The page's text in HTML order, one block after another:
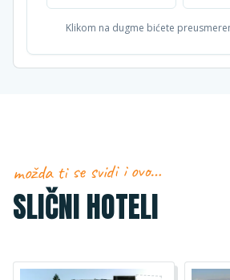
Klikom na dugme bićete
možda ti se svidi i ovo…
SLIČNI HOTELI